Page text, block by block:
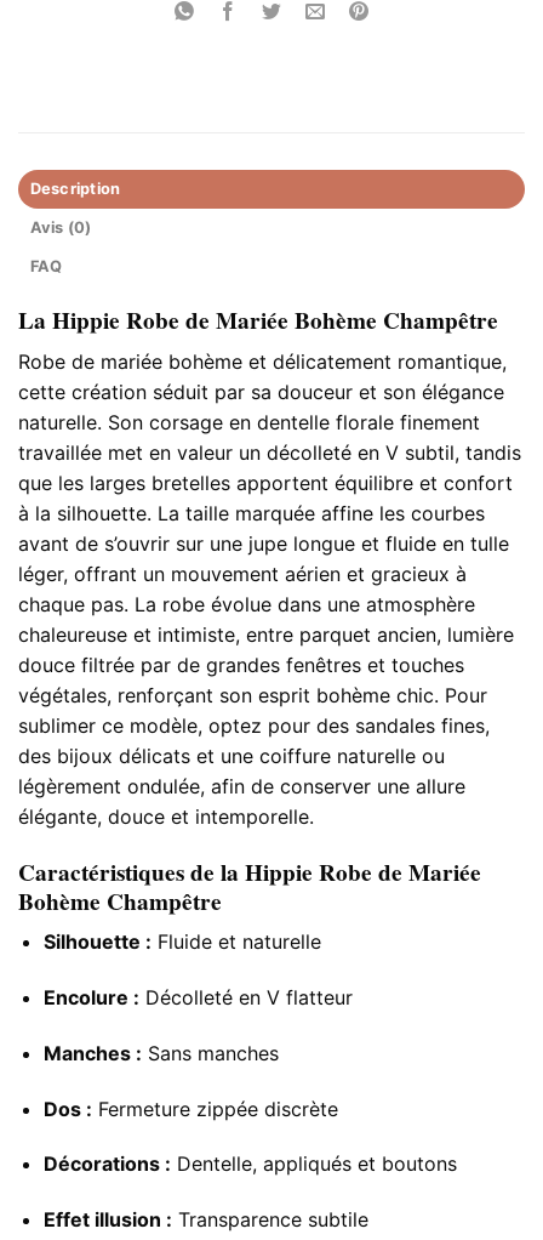
Description
Avis (0)
FAQ
La Hippie Robe de Mariée Bohème Champêtre
Robe de mariée bohème et délicatement romantique,
cette création séduit par sa douceur et son élégance
naturelle. Son corsage en dentelle florale finement
travaillée met en valeur un décolleté en V subtil, tandis
que les larges bretelles apportent équilibre et confort
à la silhouette. La taille marquée affine les courbes
avant de s’ouvrir sur une jupe longue et fluide en tulle
léger, offrant un mouvement aérien et gracieux à
chaque pas. La robe évolue dans une atmosphère
chaleureuse et intimiste, entre parquet ancien, lumière
douce filtrée par de grandes fenêtres et touches
végétales, renforçant son esprit bohème chic. Pour
sublimer ce modèle, optez pour des sandales fines,
des bijoux délicats et une coiffure naturelle ou
légèrement ondulée, afin de conserver une allure
élégante, douce et intemporelle.
Caractéristiques de la Hippie Robe de Mariée
Bohème Champêtre
Silhouette : Fluide et naturelle
Encolure : Décolleté en V flatteur
Manches : Sans manches
Dos : Fermeture zippée discrète
Décorations : Dentelle, appliqués et boutons
Effet illusion : Transparence subtile